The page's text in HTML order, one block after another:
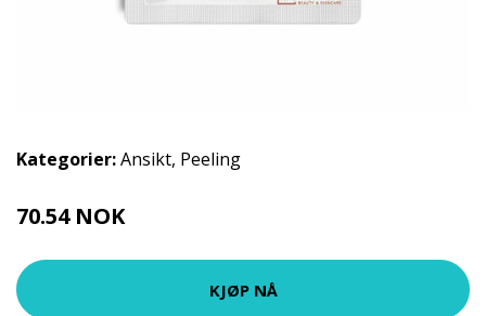
Kategorier:Ansikt, Peeling
70.54 NOK
KJØP NÅ